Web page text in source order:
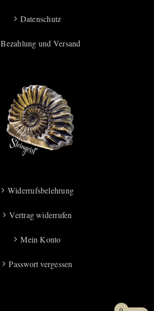
Datenschutz
Bezahlung und Versand
Widerrufsbelehrung
Vertrag widerrufen
Mein Konto
Passwort vergessen